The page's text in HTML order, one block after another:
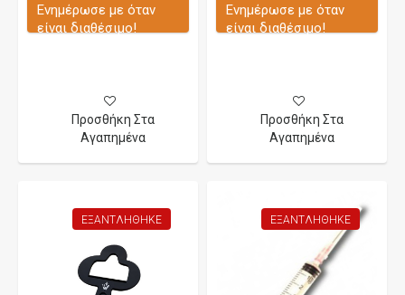
Ενημέρωσε με όταν
είναι διαθέσιμο!
Προσθήκη Στα
Αγαπημένα
Ενημέρωσε με όταν
είναι διαθέσιμο!
Προσθήκη Στα
Αγαπημένα
ΕΞΑΝΤΛΉΘΗΚΕ ΕΞΑΝΤΛΉΘΗΚΕ